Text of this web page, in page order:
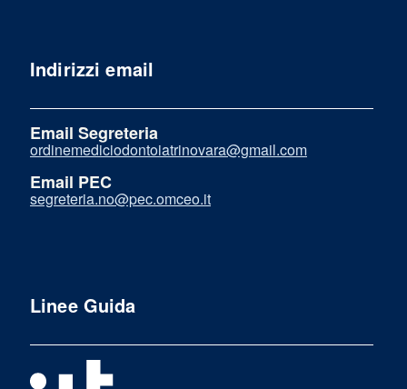
Indirizzi email
Email Segreteria
ordinemediciodontoiatrinovara@gmail.com
Email PEC
segreteria.no@pec.omceo.it
Linee Guida